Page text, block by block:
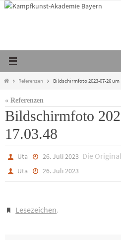
Zum
StartReferenzen Bildschirmfoto 2023-07-26 um
« Referenzen
Bildschirmfoto
17.03.48
Uta 26. Juli 2023 Die
Uta 26. Juli 2023
Lesezeichen.